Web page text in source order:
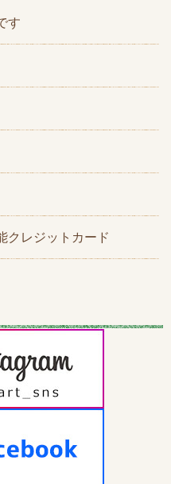
す
クレジットカード